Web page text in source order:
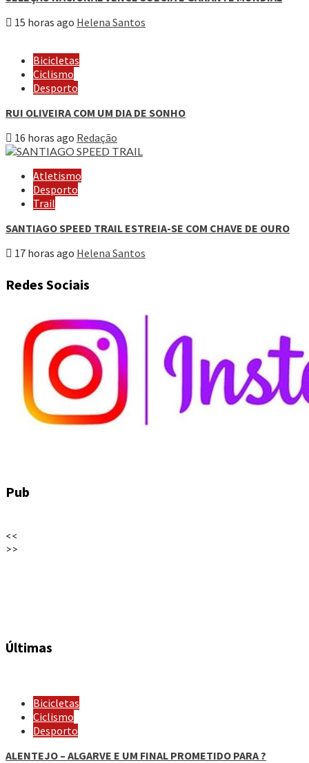
15 horas ago Helena Santos
Bicicletas
Ciclismo
Desporto
RUI OLIVEIRA COM UM DIA DE SONHO
16 horas ago Redação
Atletismo
Desporto
Trail
SANTIAGO SPEED TRAIL ESTREIA-SE COM CHAVE DE OURO
17 horas ago Helena Santos
Redes Sociais
Pub
<<
>>
Últimas
Bicicletas
Ciclismo
Desporto
ALENTEJO – ALGARVE E UM FINAL PROMETIDO PARA ?